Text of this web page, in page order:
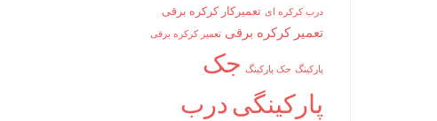
درب کرکره ای تعمیرکار کرکره برقی
تعمیر کرکره برقی تعمیر کرکره برقی
پارکینگ جک پارکینگ جک
پارکینگی درب